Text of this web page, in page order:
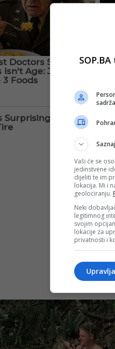
Vaši će se
jedinstvene
dijeliti te im
lokacija. Mi i
geolociranju.
Neki
legitimnog
svojim
lokacije za
privatnosti i